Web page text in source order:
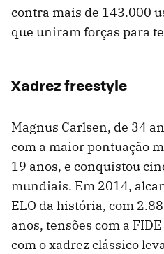
contra mais de 143.000
que uniram forças para
Xadrez freestyle
Magnus Carlsen, de 34
com a maior pontuação
19 anos, e conquistou
mundiais. Em 2014,
ELO da história, com
anos, tensões com a
com o xadrez clássico